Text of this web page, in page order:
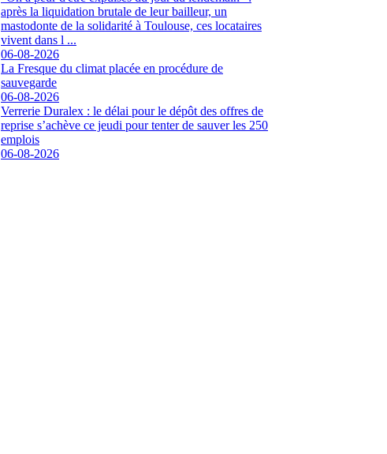
après la liquidation brutale de leur bailleur, un
mastodonte de la solidarité à Toulouse, ces locataires
vivent dans l ...
06-08-2026
La Fresque du climat placée en procédure de
sauvegarde
06-08-2026
Verrerie Duralex : le délai pour le dépôt des offres de
reprise s’achève ce jeudi pour tenter de sauver les 250
emplois
06-08-2026